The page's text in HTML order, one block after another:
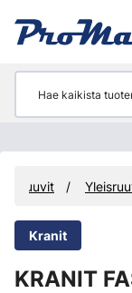
Kranit
KRANIT